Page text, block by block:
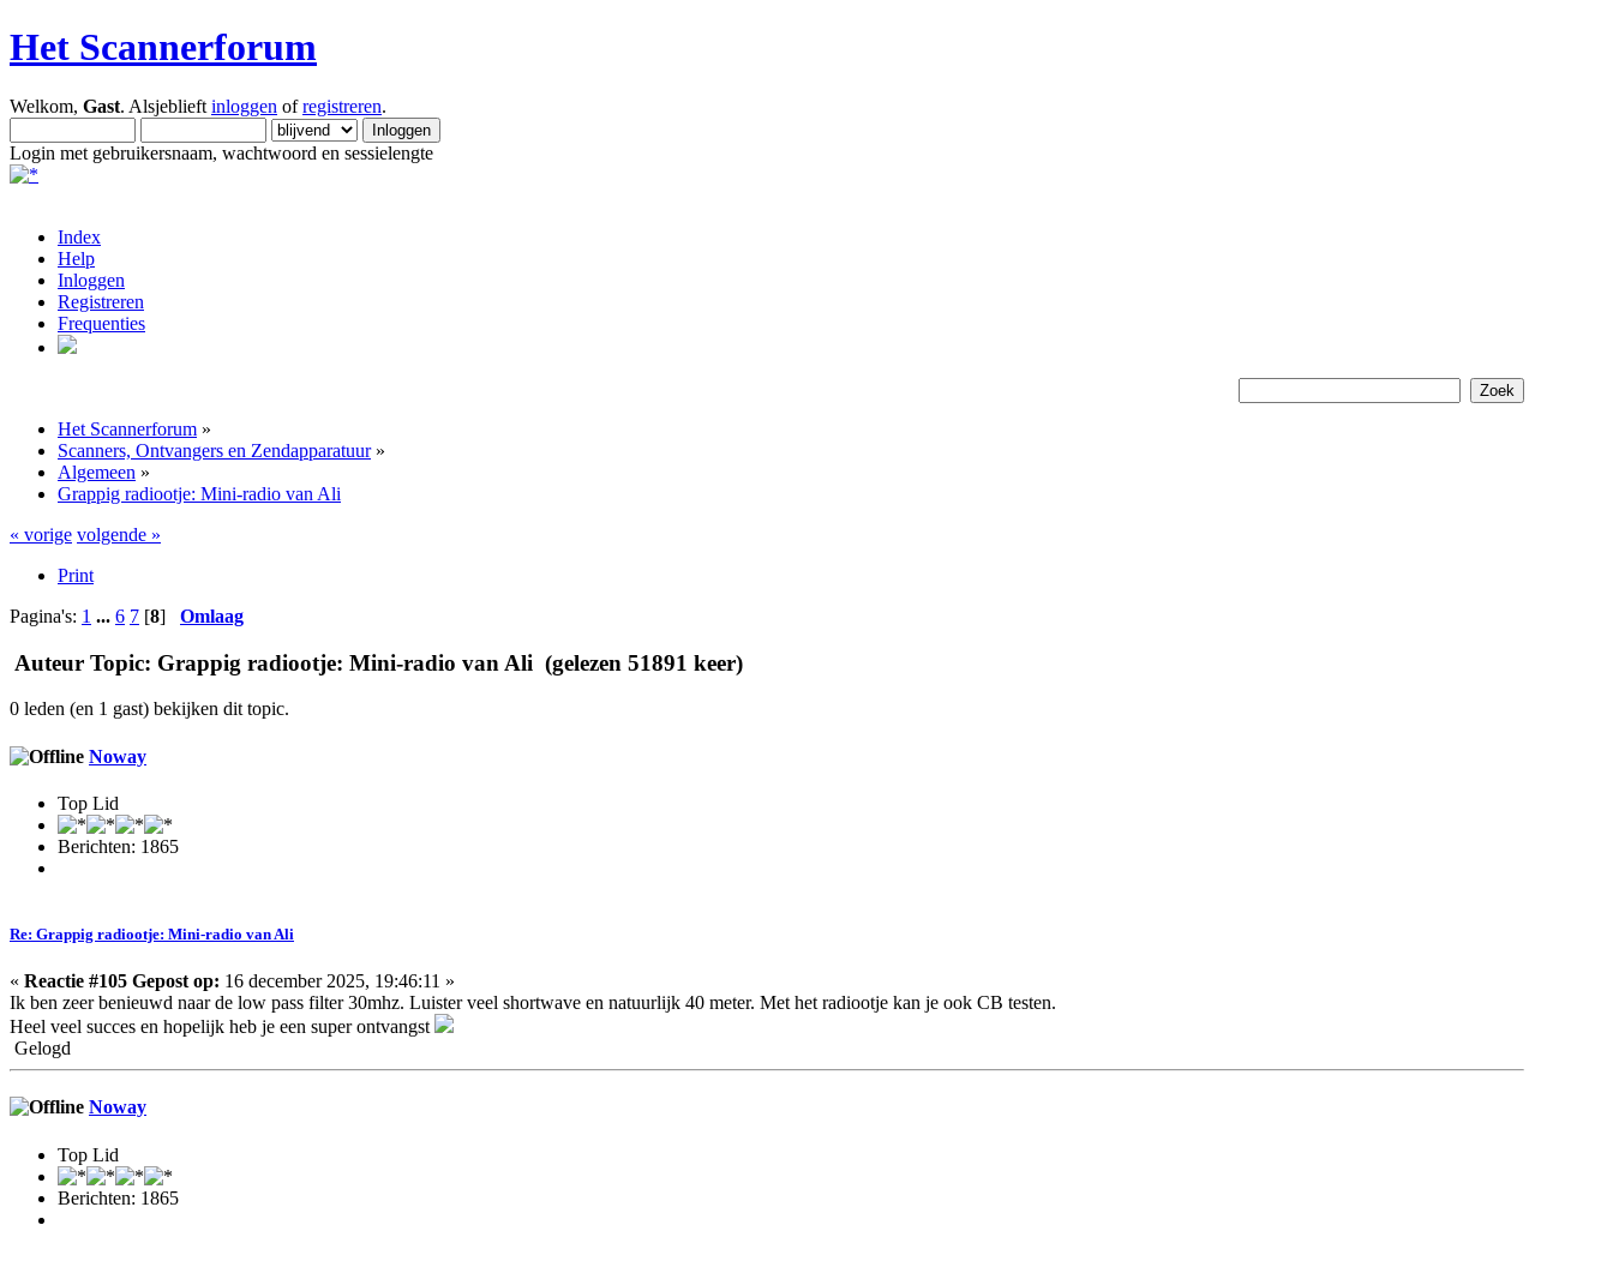
Het Scannerforum
Welkom, Gast. Alsjeblieft inloggen ofregistreren.
Login met gebruikersnaam, wachtwoord en sessielengte
Index
Help
Inloggen
Registreren
Frequenties
Het Scannerforum »
Scanners, Ontvangers en Zendapparatuur»
Algemeen »
Grappig radiootje: Mini-radio van Ali
« vorige volgende »
Print
Pagina's: 1 ... 6 7 [8] Omlaag
Auteur Topic: Grappig radiootje: Mini-radio van Ali (gelezen 51891 keer)
0 leden (en 1 gast) bekijken dit topic.
Noway
Top Lid
Berichten: 1865
Re: Grappig radiootje: Mini-radio van Ali
« Reactie #105 Gepost op: 16 december 2025, 19:46:11 »
Ik ben zeer benieuwd naar de low pass filter 30mhz. Luister veel shortwave en natuurlijk 40 meter. Met het radiootje kan je ook CB testen.
Heel veel succes en hopelijk heb je een super ontvangst
Gelogd
Noway
Top Lid
Berichten: 1865